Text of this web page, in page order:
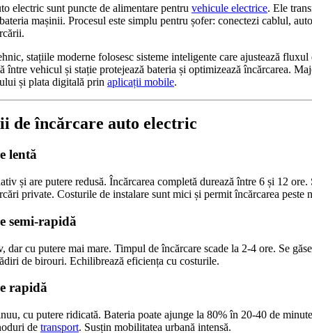
electric sunt puncte de alimentare pentru vehicule electrice. Ele
mașinii. Procesul este simplu pentru șofer: conectezi cablul,
stațiile moderne folosesc sisteme inteligente care ajustează
între vehicul și stație protejează bateria și optimizează încărcarea.
și plata digitală prin aplicații mobile.
de încărcare auto electric
lentă
și are putere redusă. Încărcarea completă durează între 6 și 12
private. Costurile de instalare sunt mici și permit încărcarea peste
semi-rapidă
dar cu putere mai mare. Timpul de încărcare scade la 2-4 ore. Se
de birouri. Echilibrează eficiența cu costurile.
rapidă
cu putere ridicată. Bateria poate ajunge la 80% în 20-40 de
de transport. Susțin mobilitatea urbană intensă.